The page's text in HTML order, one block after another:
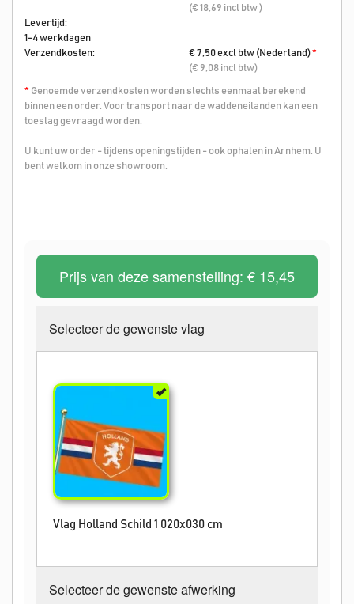
(€ 18,69 incl btw )
Levertijd:
1-4 werkdagen
Verzendkosten:
€ 7,50 excl btw (Nederland)*
(€ 9,08 incl btw)
* Genoemde verzendkosten worden slechts eenmaal berekend
binnen een order. Voor transport naar de waddeneilanden kan een
toeslag gevraagd worden.
U kunt uw order - tijdens openingstijden - ook ophalen in Arnhem. U
bent welkom in onze showroom.
Prijs van deze samenstelling: € 15,45
Selecteer de gewenste vlag
Vlag Holland Schild 1 020x030 cm
Selecteer de gewenste afwerking